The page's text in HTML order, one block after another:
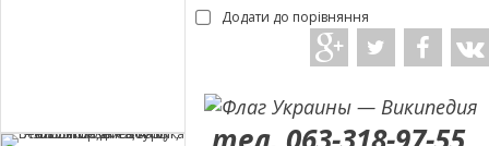
Додати до порівняння